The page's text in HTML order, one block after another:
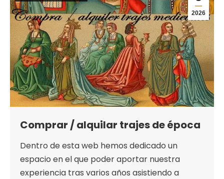
2026
Comprar / alquilar trajes de época
Dentro de esta web hemos dedicado un
espacio en el que poder aportar nuestra
experiencia tras varios años asistiendo a